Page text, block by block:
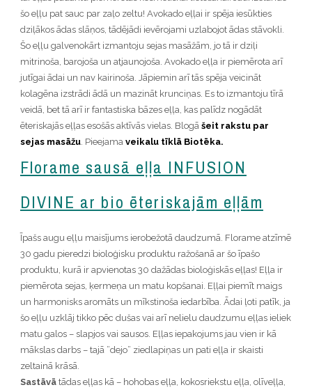
šo eļļu pat sauc par zaļo zeltu! Avokado eļļai ir spēja iesūkties
dziļākos ādas slāņos, tādējādi ievērojami uzlabojot ādas stāvokli.
Šo eļļu galvenokārt izmantoju sejas masāžām, jo tā ir dziļi
mitrinoša, barojoša un atjaunojoša. Avokado eļļa ir piemērota arī
jutīgai ādai un nav kairinoša. Jāpiemin arī tās spēja veicināt
kolagēna izstrādi ādā un mazināt krunciņas. Es to izmantoju tīrā
veidā, bet tā arī ir fantastiska bāzes eļļa, kas palīdz nogādāt
ēteriskajās eļļas esošās aktīvās vielas. Blogā šeit rakstu par
sejas masāžu. Pieejama veikalu tīklā Biotēka.
Florame sausā eļļa INFUSION
DIVINE ar bio ēteriskajām eļļām
Īpašs augu eļļu maisījums ierobežotā daudzumā. Florame atzīmē
30 gadu pieredzi bioloģisku produktu ražošanā ar šo īpašo
produktu, kurā ir apvienotas 30 dažādas bioloģiskās eļļas! Eļļa ir
piemērota sejas, ķermeņa un matu kopšanai. Eļļai piemīt maigs
un harmonisks aromāts un mīkstinoša iedarbība. Ādai ļoti patīk, ja
šo eļļu uzklāj tikko pēc dušas vai arī nelielu daudzumu eļļas ieliek
matu galos – slapjos vai sausos. Eļļas iepakojums jau vien ir kā
mākslas darbs – tajā ”dejo” ziedlapiņas un pati eļļa ir skaisti
zeltainā krāsā.
Sastāvātādas eļļas kā – hohobas eļļa, kokosriekstu eļļa, olīveļļa,